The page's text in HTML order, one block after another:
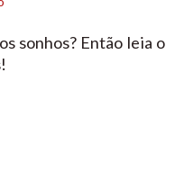
sonhos? Então leia o